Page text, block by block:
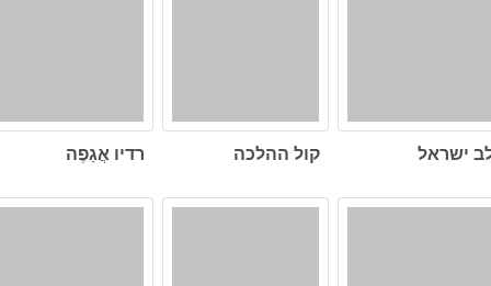
ישראל קול ההלכה רדיו אֲגַפֶה